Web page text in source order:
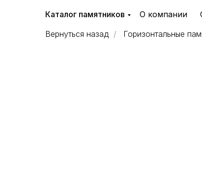
Каталог памятников О компании
Вернуться назад / Горизонтальные